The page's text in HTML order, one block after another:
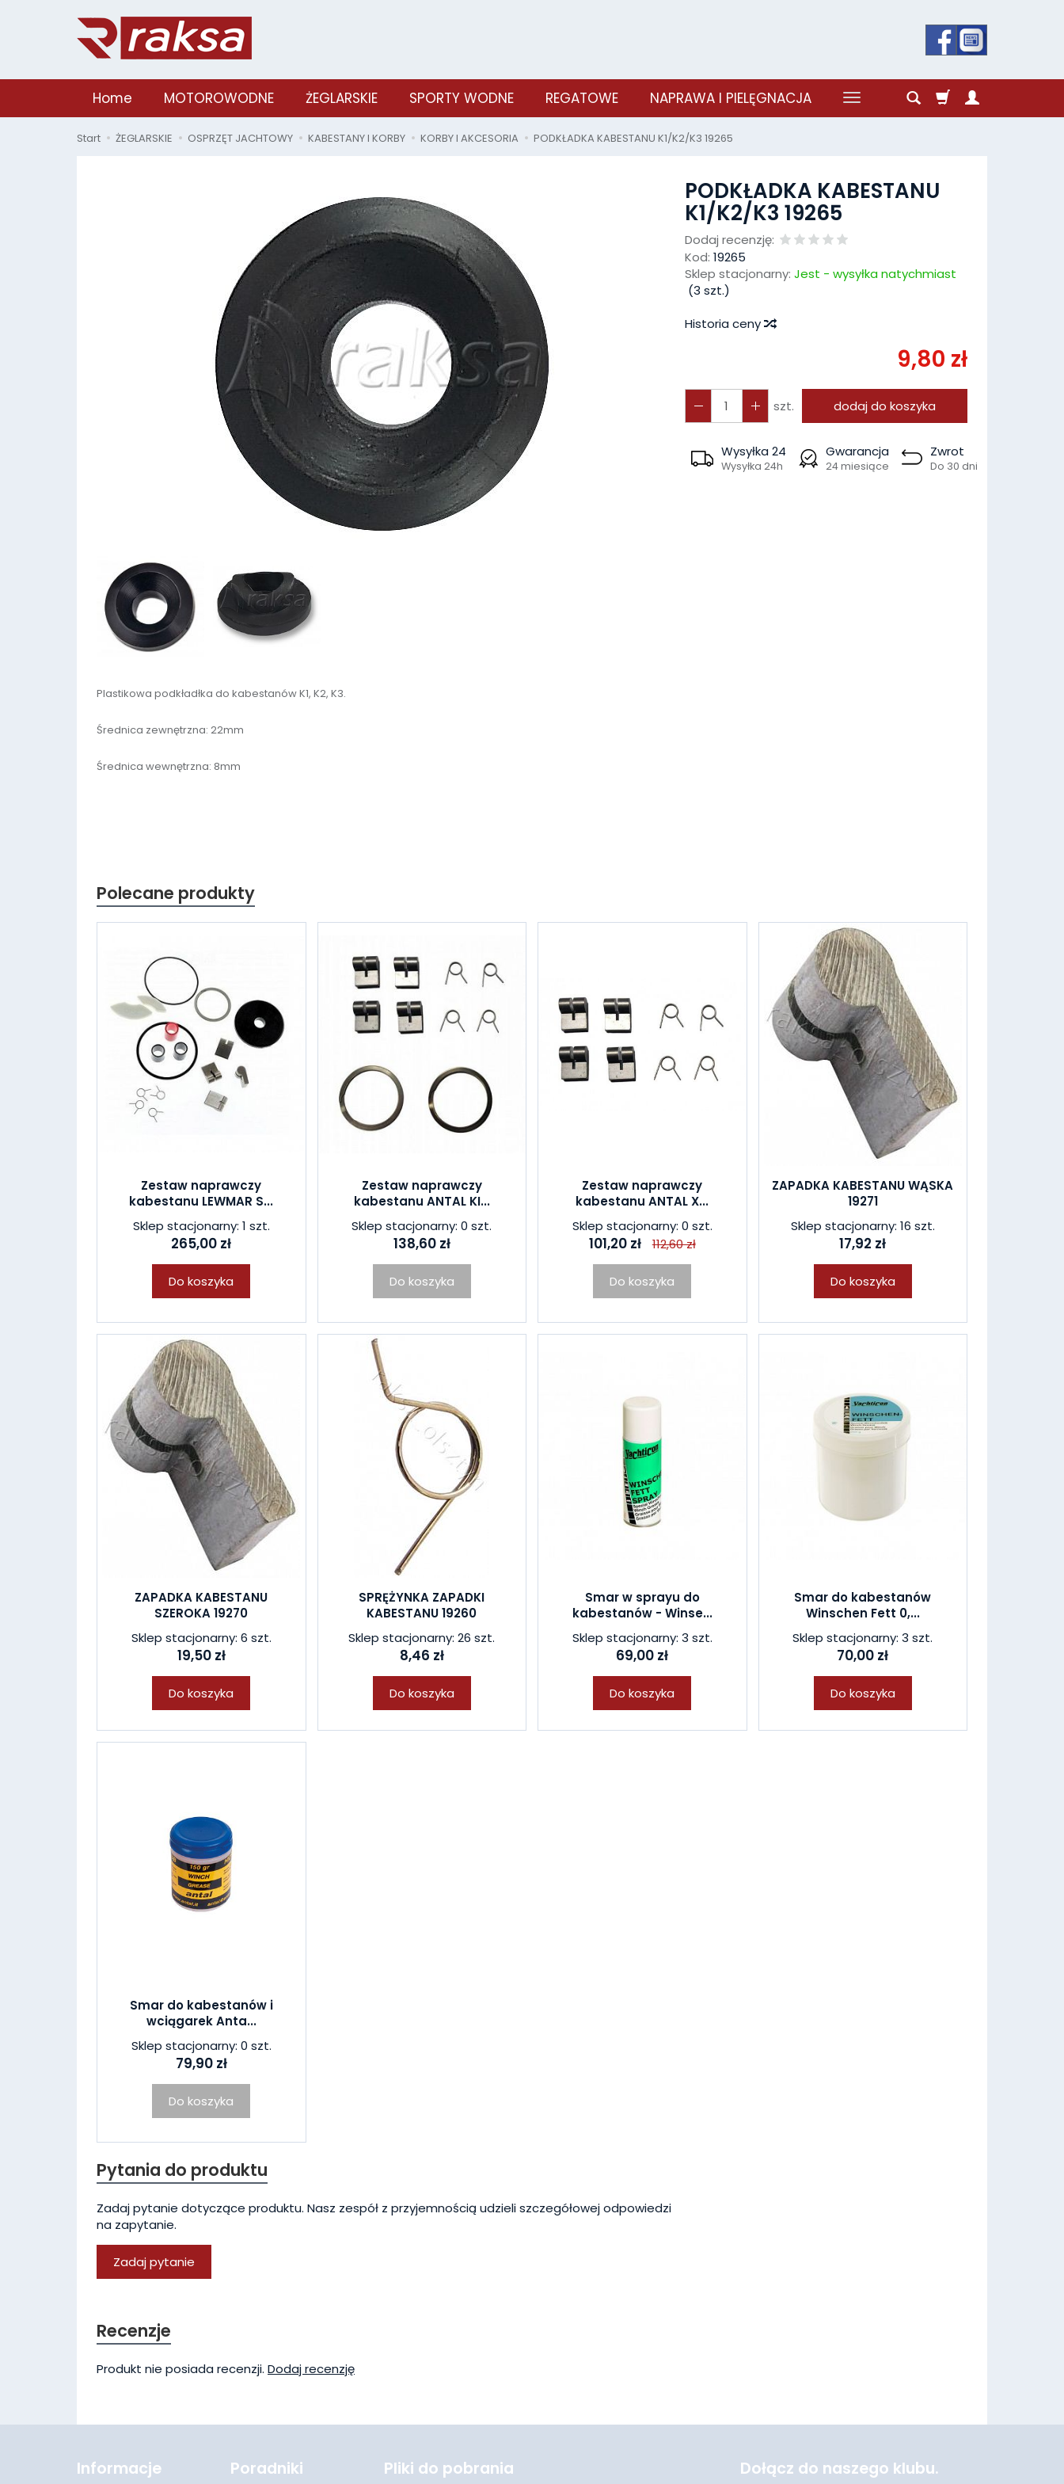
Home MOTOROWODNE ŻEGLARSKIE SPORTY WODNE REGATOWE NAPRAWA I PIELĘGNACJA
Start ŻEGLARSKIE OSPRZĘT JACHTOWY KABESTANY I KORBY KORBY I AKCESORIA PODKŁADKA KABESTANU K1/K2/K3 19265
PODKŁADKA KABESTANU
K1/K2/K3 19265
Dodaj recenzję:
Kod: 19265
Sklep stacjonarny: Jest - wysyłka natychmiast
(3 szt.)
Historia ceny
9,80 zł
szt. dodaj do koszyka
Wysyłka 24
Wysyłka 24h
Gwarancja
24 miesiące
Zwrot
Do 30 dni
Plastikowa podkładłka do kabestanów K1, K2, K3.
Średnica zewnętrzna: 22mm
Średnica wewnętrzna: 8mm
Polecane produkty
Zestaw naprawczy
kabestanu LEWMAR S...
Sklep stacjonarny: 1 szt.
265,00 zł
Do koszyka
Zestaw naprawczy
kabestanu ANTAL KI...
Sklep stacjonarny: 0 szt.
138,60 zł
Do koszyka
Zestaw naprawczy
kabestanu ANTAL X...
Sklep stacjonarny: 0 szt.
101,20 zł 112,60 zł
Do koszyka
ZAPADKA KABESTANU WĄSKA
19271
Sklep stacjonarny: 16 szt.
17,92 zł
Do koszyka
ZAPADKA KABESTANU
SZEROKA 19270
Sklep stacjonarny: 6 szt.
19,50 zł
Do koszyka
SPRĘŻYNKA ZAPADKI
KABESTANU 19260
Sklep stacjonarny: 26 szt.
8,46 zł
Do koszyka
Smar w sprayu do
kabestanów - Winse...
Sklep stacjonarny: 3 szt.
69,00 zł
Do koszyka
Smar do kabestanów
Winschen Fett 0,...
Sklep stacjonarny: 3 szt.
70,00 zł
Do koszyka
Smar do kabestanów i
wciągarek Anta...
Sklep stacjonarny: 0 szt.
79,90 zł
Do koszyka
Pytania do produktu
Zadaj pytanie dotyczące produktu. Nasz zespół z przyjemnością udzieli szczegółowej odpowiedzi
na zapytanie.
Zadaj pytanie
Recenzje
Produkt nie posiada recenzji. Dodaj recenzję
Informacje Poradniki Pliki do pobrania Dołącz do naszego klubu.